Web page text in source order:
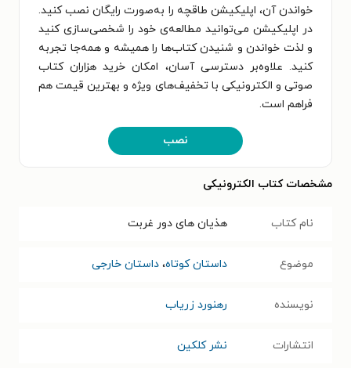
خواندن آن، اپلیکیشن طاقچه را به‌صورت رایگان نصب کنید.
در اپلیکیشن می‌توانید مطالعه‌ی خود را شخصی‌سازی کنید
و لذت خواندن و شنیدن کتاب‌ها را همیشه و همه‌جا تجربه
کنید. علاوه‌بر دسترسی آسان، امکان خرید هزاران کتاب
صوتی و الکترونیکی با تخفیف‌های ویژه و بهترین قیمت هم
فراهم است.
نصب
مشخصات کتاب الکترونیکی
نام کتاب هذیان های دور غربت
موضوع داستان کوتاه، داستان خارجی
نویسنده رهنورد زریاب
انتشارات نشر کلکین